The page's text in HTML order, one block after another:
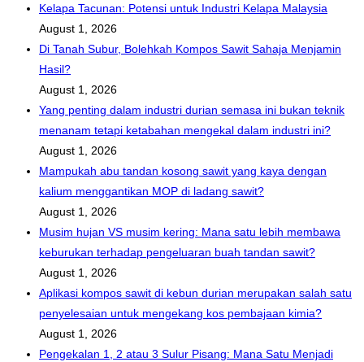
Kelapa Tacunan: Potensi untuk Industri Kelapa Malaysia
August 1, 2026
Di Tanah Subur, Bolehkah Kompos Sawit Sahaja Menjamin
Hasil?
August 1, 2026
Yang penting dalam industri durian semasa ini bukan teknik
menanam tetapi ketabahan mengekal dalam industri ini?
August 1, 2026
Mampukah abu tandan kosong sawit yang kaya dengan
kalium menggantikan MOP di ladang sawit?
August 1, 2026
Musim hujan VS musim kering: Mana satu lebih membawa
keburukan terhadap pengeluaran buah tandan sawit?
August 1, 2026
Aplikasi kompos sawit di kebun durian merupakan salah satu
penyelesaian untuk mengekang kos pembajaan kimia?
August 1, 2026
Pengekalan 1, 2 atau 3 Sulur Pisang: Mana Satu Menjadi